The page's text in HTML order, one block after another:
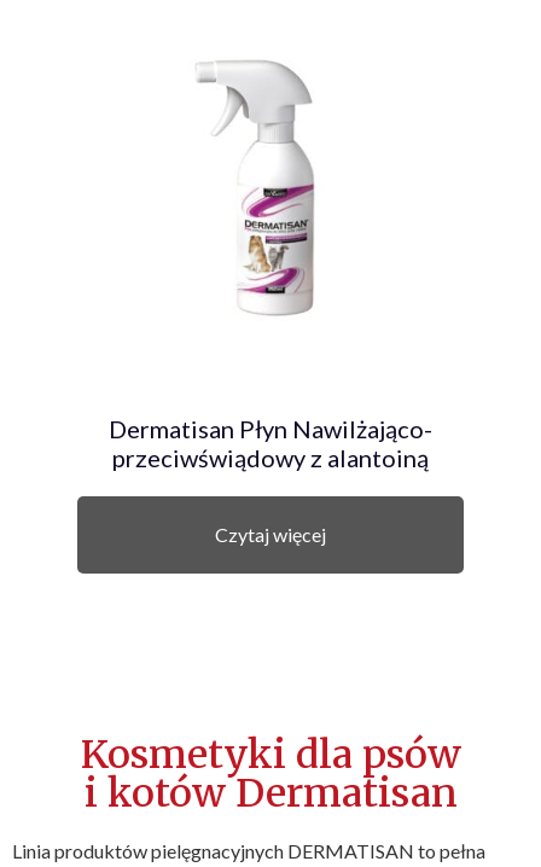
Dermatisan Płyn Nawilżająco-
przeciwświądowy z alantoiną
Czytaj więcej
Kosmetyki dla psów
i kotów Dermatisan
Linia produktów pielęgnacyjnych DERMATISAN to pełna